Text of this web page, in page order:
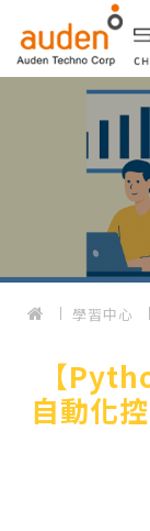
學習中心
【
自動化